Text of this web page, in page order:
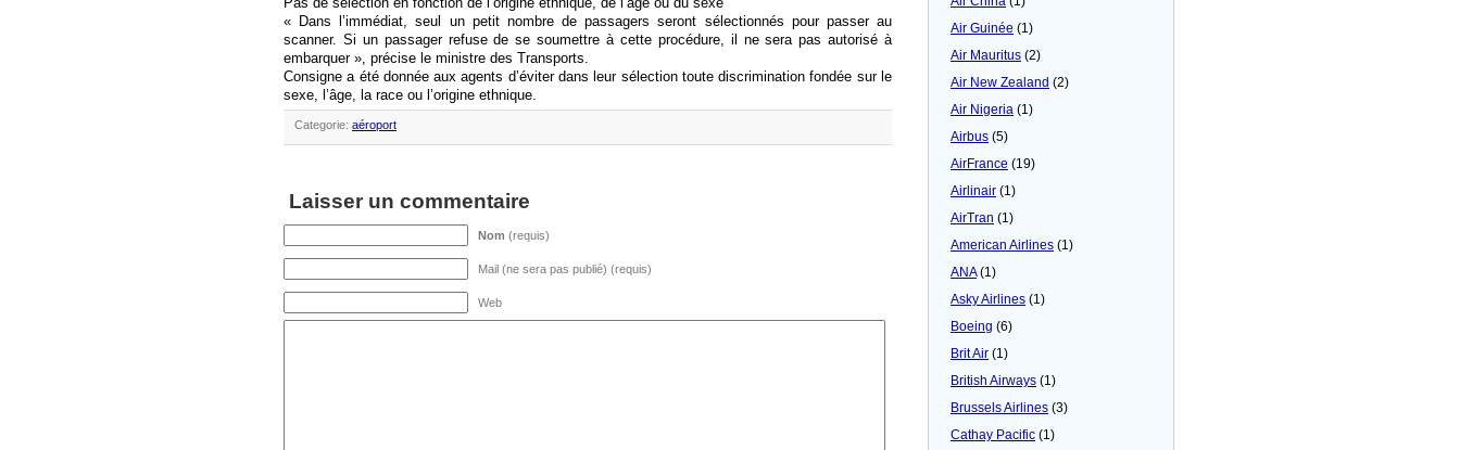
« Dans l’immédiat, seul un petit nombre de passagers seront sélectionnés pour passer au
scanner. Si un passager refuse de se soumettre à cette procédure, il ne sera pas autorisé à
embarquer », précise le ministre des Transports.
Consigne a été donnée aux agents d’éviter dans leur sélection toute discrimination fondée sur le
sexe, l’âge, la race ou l’origine ethnique.
Categorie: aéroport
Laisser un commentaire
Nom (requis)
Mail (ne sera pas publié) (requis)
Web
Air Guinée (1)
Air Mauritus (2)
Air New Zealand (2)
Air Nigeria (1)
Airbus (5)
AirFrance (19)
Airlinair (1)
AirTran (1)
American Airlines (1)
ANA(1)
Asky Airlines (1)
Boeing (6)
Brit Air (1)
British Airways (1)
Brussels Airlines (3)
Cathay Pacific (1)